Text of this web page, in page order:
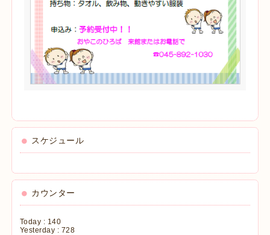
スケジュール
カウンター
Today : 140
Yesterday : 728